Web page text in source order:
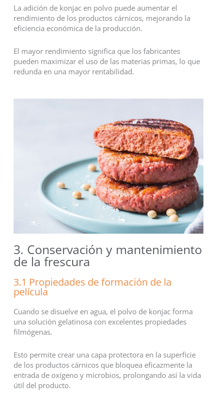
La adición de konjac en polvo puede aumentar el
rendimiento de los productos cárnicos, mejorando la
eficiencia económica de la producción.
El mayor rendimiento significa que los fabricantes
pueden maximizar el uso de las materias primas, lo que
redunda en una mayor rentabilidad.
3. Conservación y mantenimiento
de la frescura
3.1 Propiedades de formación de la
película
Cuando se disuelve en agua, el polvo de konjac forma
una solución gelatinosa con excelentes propiedades
filmógenas.
Esto permite crear una capa protectora en la superficie
de los productos cárnicos que bloquea eficazmente la
entrada de oxígeno y microbios, prolongando así la vida
útil del producto.